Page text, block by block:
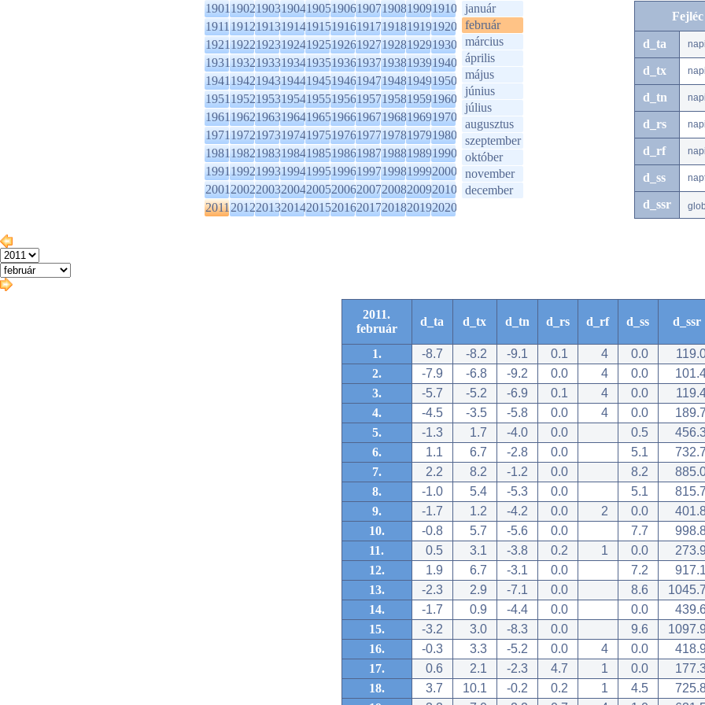
1901190219031904190519061907190819091910
1911191219131914191519161917191819191920
1921192219231924192519261927192819291930
1931193219331934193519361937193819391940
1941194219431944194519461947194819491950
1951195219531954195519561957195819591960
1961196219631964196519661967196819691970
1971197219731974197519761977197819791980
1981198219831984198519861987198819891990
1991199219931994199519961997199819992000
2001200220032004200520062007200820092010
2011201220132014201520162017201820192020
január
február
március
április
május
június
július
augusztus
szeptember
október
november
december
d_ta
d_tx
d_tn
d_rs
d_rf
d_ss
d_ssr
2011.
február
d_ta d_tx d_tn d_rs d_rf d_ss d_ssr
1. -8.7 -8.2 -9.1 0.1 4 0.0
2.
-7.9 -6.8 -9.2 0.0 4 0.0
3.
-5.7 -5.2 -6.9 0.1 4 0.0
4.
-4.5 -3.5 -5.8 0.0 4 0.0
189.7
5.
-1.3 1.7 -4.0 0.0 0.5
6.
1.1 6.7 -2.8 0.0 5.1
732.7
7.
2.2 8.2 -1.2 0.0 8.2
8.
-1.0 5.4 -5.3 0.0 5.1
815.7
9.
-1.7 1.2 -4.2 0.0 2 0.0
10.
-0.8 5.7 -5.6 0.0 7.7
11.
0.5 3.1 -3.8 0.2 1 0.0
273.9
12.
1.9 6.7 -3.1 0.0 7.2
917.1
13.
-2.3 2.9 -7.1 0.0 8.6
1045.7
14.
-1.7 0.9 -4.4 0.0 0.0
15.
-3.2 3.0 -8.3 0.0 9.6
1097.9
16.
-0.3 3.3 -5.2 0.0 4 0.0
418.9
17.
0.6 2.1 -2.3 4.7 1 0.0
18.
3.7 10.1 -0.2 0.2 1 4.5